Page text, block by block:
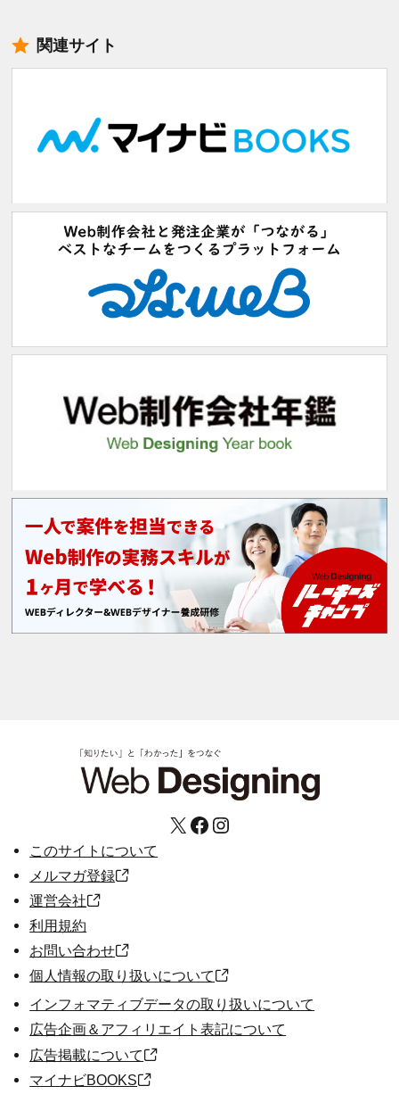
関連サイト
X Facebook Instagram
このサイトについて
メルマガ登録
運営会社
利用規約
お問い合わせ
個人情報の取り扱いについて
インフォマティブデータの取り扱いについて
広告企画＆アフィリエイト表記について
広告掲載について
マイナビBOOKS